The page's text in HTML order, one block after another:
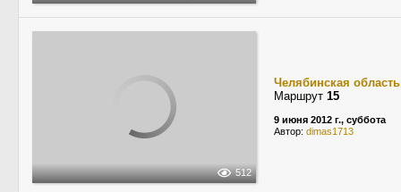
512
Челябинская область
Маршрут 15
9 июня 2012 г., суббота
Автор: dimas1713